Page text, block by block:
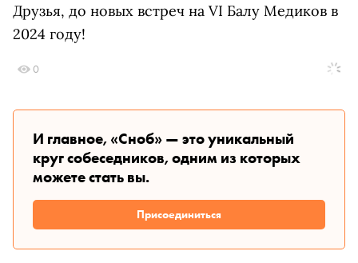
Друзья, до новых встреч на VI Балу Медиков в
2024 году!
0
И главное, «Сноб» — это уникальный
круг собеседников, одним из которых
можете стать вы.
Присоединиться